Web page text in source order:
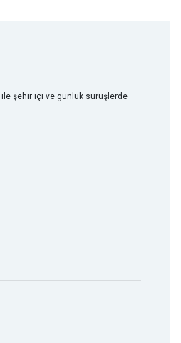
ile şehir içi ve günlük sürüşlerde